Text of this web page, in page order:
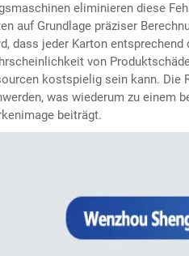
eliminieren diese
auf Grundlage präziser
dass jeder Karton
von
kostspielig sein kann. Die
was wiederum zu einem
beiträgt.